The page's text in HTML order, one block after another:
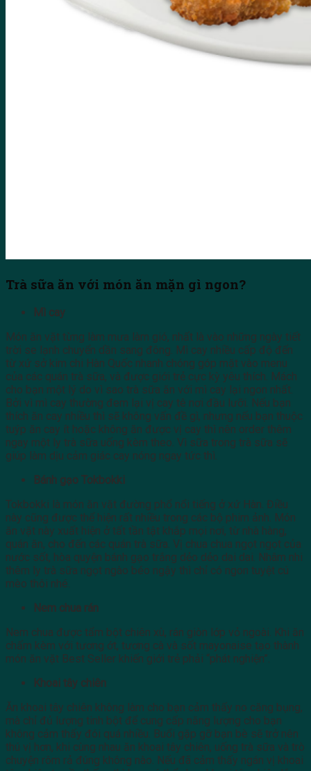
Trà sữa ăn với món ăn mặn gì ngon?
Mì cay
Món ăn vặt từng làm mưa làm gió, nhất là vào những ngày tiết
trời se lạnh chuyển dần sang đông. Mì cay nhiều cấp độ đến
từ xứ sở kim chi Hàn Quốc nhanh chóng góp mặt vào menu
của các quán trà sữa, và được giới trẻ cực kỳ yêu thích. Mách
cho bạn một lý do vì sao trà sữa ăn với mì cay lại ngon nhất.
Bởi vì mì cay thường đem lại vị cay tê nơi đầu lưỡi. Nếu bạn
thích ăn cay nhiều thì sẽ không vấn đề gì, nhưng nếu bạn thuộc
tuýp ăn cay ít hoặc không ăn được vị cay thì nên order thêm
ngay một ly trà sữa uống kèm theo. Vì sữa trong trà sữa sẽ
giúp làm dịu cảm giác cay nóng ngay tức thì.
Bánh gạo Tokbokki
Tokbokki là món ăn vặt đường phổ nổi tiếng ở xứ Hàn. Điều
này cũng được thể hiện rất nhiều trong các bộ phim ảnh. Món
ăn vặt này xuất hiện ở tất tần tật khắp mọi nơi, từ nhà hàng,
quán ăn, cho đến các quán trà sữa. Vị chua chua ngọt ngọt của
nước sốt, hòa quyện bánh gạo trắng dẻo dẻo dai dai. Nhâm nhi
thêm ly trà sữa ngọt ngào béo ngậy thì chỉ có ngon tuyệt cú
mèo thôi nhé.
Nem chua rán
Nem chua được tẩm bột chiên xù, rán giòn lớp vỏ ngoài. Khi ăn
chấm kèm với tương ớt, tương cà và sốt mayonaise tạo thành
món ăn vặt Best Seller khiến giới trẻ phải “phát nghiện”.
Khoai tây chiên
Ăn khoai tây chiên không làm cho bạn cảm thấy no căng bụng,
mà chỉ đủ lượng tinh bột để cung cấp năng lượng cho bạn
không cảm thấy đói quá nhiều. Buổi gặp gỡ bạn bè sẽ trở nên
thú vị hơn, khi cùng nhau ăn khoai tây chiên, uống trà sữa và trò
chuyện rôm rả đúng không nào. Nếu đã cảm thấy ngán vị khoai